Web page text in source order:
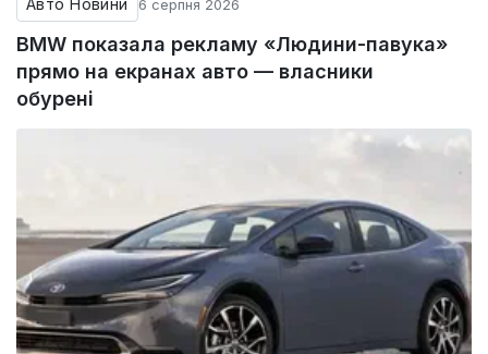
6 серпня 2026
BMW показала рекламу «Людини-павука»
прямо на екранах авто — власники
обурені